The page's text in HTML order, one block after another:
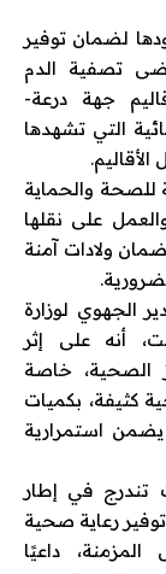
لضمان توفير
تصفية الدم
جهة درعة-
التي تشهدها
للصحة والحماية
على نقلها
ولادات آمنة
الجهوي لوزارة
أنه على إثر
الصحية، خاصة
كثيفة، بكميات
يضمن استمرارية
تندرج في إطار
توفير رعاية صحية
داعيًا